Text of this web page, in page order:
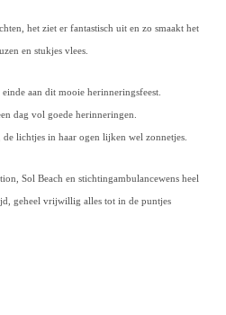
het ziet er fantastisch uit en zo smaakt het
en stukjes vlees.
aan dit mooie herinneringsfeest.
dag vol goede herinneringen.
lichtjes in haar ogen lijken wel zonnetjes.
Sol Beach en stichtingambulancewens heel
geheel vrijwillig alles tot in de puntjes